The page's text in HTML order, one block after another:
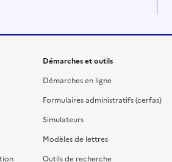
Démarches et outils
Démarches en ligne
Formulaires administratifs (cerfas)
Simulateurs
Modèles de lettres
Outils de recherche